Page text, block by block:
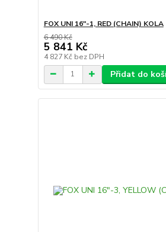
FOX UNI 16"-1, RED (CHAIN) KOLA
6 490 Kč
5 841 Kč
4 827 Kč bez DPH
Přidat do